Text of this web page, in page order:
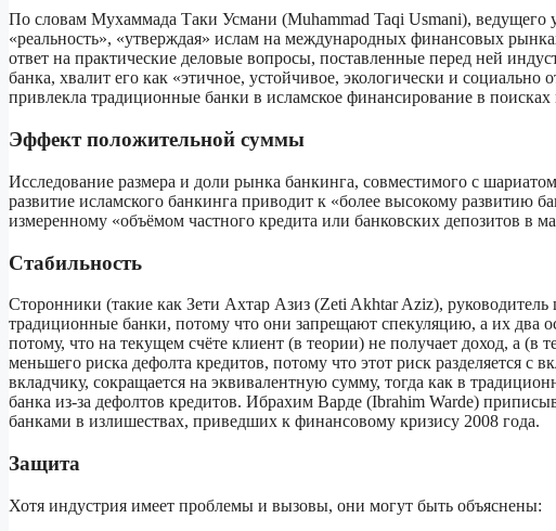
По словам Мухаммада Таки Усмани (Muhammad Taqi Usmani), ведущего
«реальность», «утверждая» ислам на международных финансовых
ответ на практические деловые вопросы, поставленные перед ней
банка, хвалит его как «этичное, устойчивое, экологически и
привлекла традиционные банки в исламское финансирование в поисках
Эффект положительной суммы
Исследование размера и доли рынка банкинга, совместимого с
развитие исламского банкинга приводит к «более высокому развитию
измеренному «объёмом частного кредита или банковских депозитов в
Стабильность
Сторонники (такие как Зети Ахтар Азиз (Zeti Akhtar Aziz),
традиционные банки, потому что они запрещают спекуляцию, а их два
потому, что на текущем счёте клиент (в теории) не получает доход, а (в
меньшего риска дефолта кредитов, потому что этот риск разделяется
вкладчику, сокращается на эквивалентную сумму, тогда как в
банка из-за дефолтов кредитов. Ибрахим Варде (Ibrahim Warde)
банками в излишествах, приведших к финансовому кризису 2008 года.
Защита
Хотя индустрия имеет проблемы и вызовы, они могут быть объяснены: